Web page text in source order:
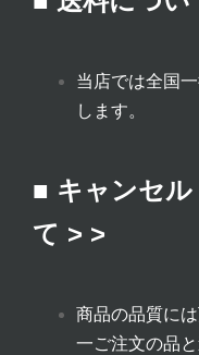
当店では全国
します。
■ キャンセル
て > >
商品の品質に
一ご注文の品